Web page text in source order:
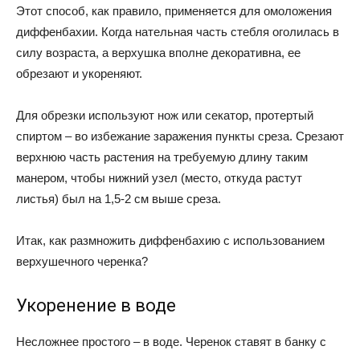
Этот способ, как правило, применяется для омоложения
диффенбахии. Когда нательная часть стебля оголилась в
силу возраста, а верхушка вполне декоративна, ее
обрезают и укореняют.
Для обрезки используют нож или секатор, протертый
спиртом – во избежание заражения пункты среза. Срезают
верхнюю часть растения на требуемую длину таким
манером, чтобы нижний узел (место, откуда растут
листья) был на 1,5-2 см выше среза.
Итак, как размножить диффенбахию с использованием
верхушечного черенка?
Укоренение в воде
Несложнее простого – в воде. Черенок ставят в банку с